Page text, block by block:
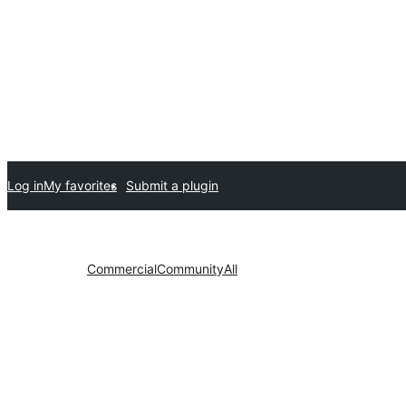
Submit a plugin
My favorites
Log in
All
Community
Commercial